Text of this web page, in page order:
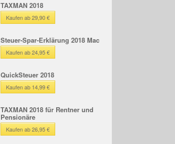
TAXMAN 2018
Kaufen ab 29,90 €
Steuer-Spar-Erklärung 2018 Mac
Kaufen ab 24,95 €
QuickSteuer 2018
Kaufen ab 14,99 €
TAXMAN 2018 für Rentner und
Pensionäre
Kaufen ab 26,95 €